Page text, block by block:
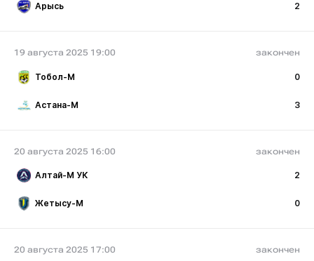
Арысь 2
19 августа 2025 19:00 закончен
Тобол-М 0
Астана-М 3
20 августа 2025 16:00 закончен
Алтай-М УК 2
Жетысу-М 0
20 августа 2025 17:00 закончен